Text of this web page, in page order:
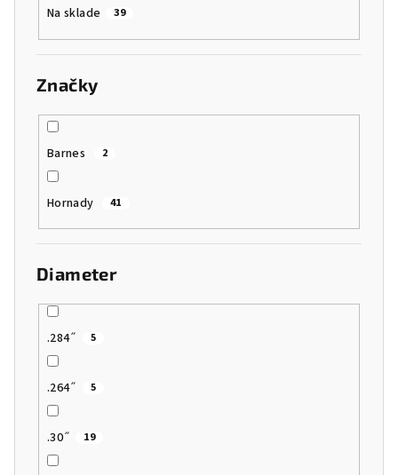
Na sklade 39
Značky
Barnes 2
Hornady 41
Diameter
.284˝ 5
.264˝ 5
.30˝ 19